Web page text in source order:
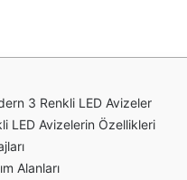
3 Renkli LED Avizeler
LED Avizelerin Özellikleri
Alanları